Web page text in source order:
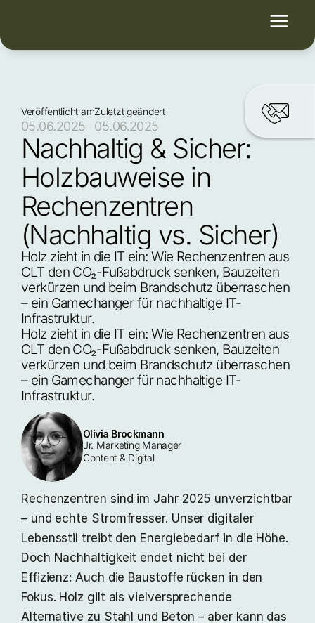
Veröffentlicht am
05.06.2025
Zuletzt geändert
05.06.2025
Nachhaltig & Sicher:
Holzbauweise in
Rechenzentren
(Nachhaltig vs. Sicher)
Holz zieht in die IT ein: Wie Rechenzentren aus
CLT den CO₂-Fußabdruck senken, Bauzeiten
verkürzen und beim Brandschutz überraschen
– ein Gamechanger für nachhaltige IT-
Infrastruktur.
Holz zieht in die IT ein: Wie Rechenzentren aus
CLT den CO₂-Fußabdruck senken, Bauzeiten
verkürzen und beim Brandschutz überraschen
– ein Gamechanger für nachhaltige IT-
Infrastruktur.
Olivia Brockmann
Jr. Marketing Manager
Content & Digital
Rechenzentren sind im Jahr 2025 unverzichtbar
– und echte Stromfresser. Unser digitaler
Lebensstil treibt den Energiebedarf in die Höhe.
Doch Nachhaltigkeit endet nicht bei der
Effizienz: Auch die Baustoffe rücken in den
Fokus. Holz gilt als vielversprechende
Alternative zu Stahl und Beton – aber kann das